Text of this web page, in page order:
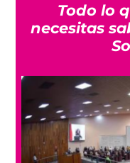
Todo lo
necesitas